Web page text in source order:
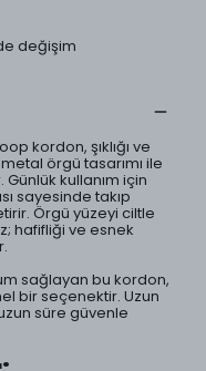
değişim
kordon, şıklığı ve
örgü tasarımı ile
kullanım için
sayesinde takıp
Örgü yüzeyi ciltle
hafifliği ve esnek
sağlayan bu kordon,
bir seçenektir. Uzun
süre güvenle